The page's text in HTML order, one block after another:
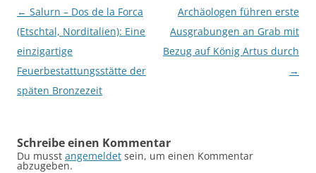
Beitragsnavigation
← Salurn – Dos de la Forca
(Etschtal, Norditalien): Eine
einzigartige
Feuerbestattungsstätte der
späten Bronzezeit
Archäologen führen erste
Ausgrabungen an Grab mit
Bezug auf König Artus durch
→
Schreibe einen Kommentar
Du musst angemeldet sein, um einen Kommentar
abzugeben.